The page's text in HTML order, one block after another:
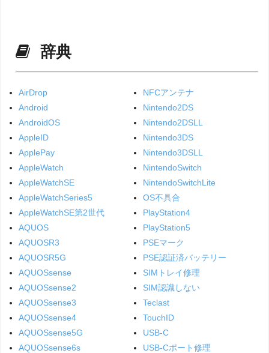
辞典
AirDrop
Android
AndroidOS
AppleID
ApplePay
AppleWatch
AppleWatchSE
AppleWatchSeries5
AppleWatchSE第2世代
AQUOS
AQUOSR3
AQUOSR5G
AQUOSsense
AQUOSsense2
AQUOSsense3
AQUOSsense4
AQUOSsense5G
AQUOSsense6s
NFCアンテナ
Nintendo2DS
Nintendo2DSLL
Nintendo3DS
Nintendo3DSLL
NintendoSwitch
NintendoSwitchLite
OS不具合
PlayStation4
PlayStation5
PSEマーク
PSE認証済バッテリー
SIMトレイ修理
SIM認識しない
Teclast
TouchID
USB-C
USB-Cポート修理